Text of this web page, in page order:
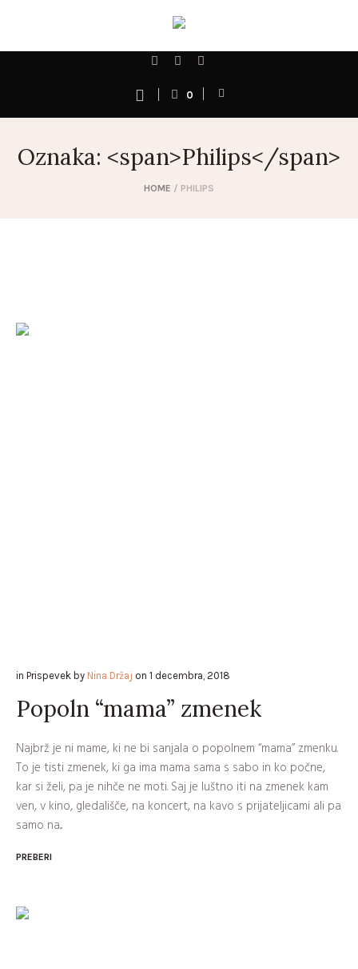
0
Oznaka: <span>Philips</span>
HOME / PHILIPS
in Prispevek by Nina Držaj on 1 decembra, 2018
Popoln “mama” zmenek
Najbrž je ni mame, ki ne bi sanjala o popolnem “mama” zmenku.
To je tisti zmenek, ki ga ima mama sama s sabo in ko počne,
kar si želi, pa je nihče ne moti. Saj je luštno iti na zmenek kam
ven, v kino, gledališče, na koncert, na kavo s prijateljicami ali pa
samo na...
PREBERI